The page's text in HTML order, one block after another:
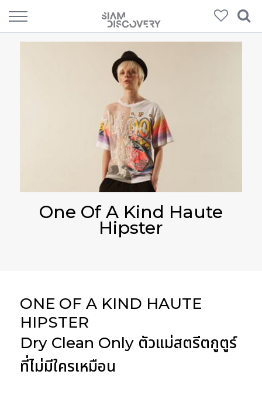
One Of A Kind Haute
Hipster
ONE OF A KIND HAUTE
HIPSTER
Dry Clean Only ตัวแม่สตรีตกูตูร์
ที่ไม่มีใครเหมือน